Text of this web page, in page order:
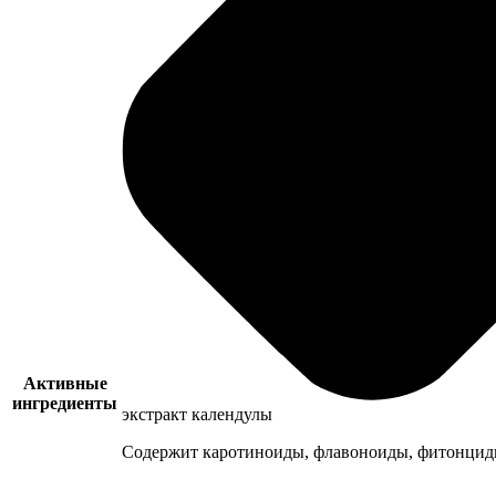
Активные
ингредиенты
экстракт календулы
Содержит каротиноиды, флавоноиды,